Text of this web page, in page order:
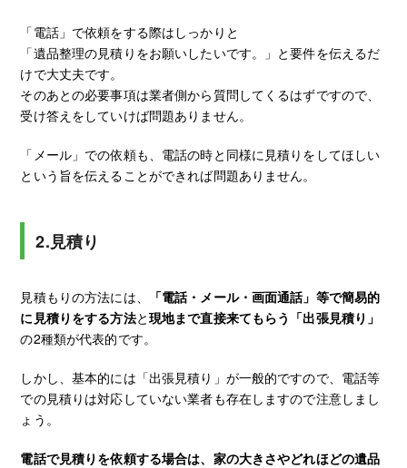
「電話」で依頼をする際はしっかりと
「遺品整理の見積りをお願いしたいです。」と要件を伝えるだ
けで大丈夫です。
そのあとの必要事項は業者側から質問してくるはずですので、
受け答えをしていけば問題ありません。
「メール」での依頼も、電話の時と同様に見積りをしてほしい
という旨を伝えることができれば問題ありません。
2.見積り
見積もりの方法には、
「電話・メール・画面通話」等で簡易的
に見積りをする方法と現地まで直接来てもらう「出張見積り」
の2種類が代表的です。
しかし、基本的には「出張見積り」が一般的ですので、電話等
での見積りは対応していない業者も存在しますので注意しまし
ょう。
電話で見積りを依頼する場合は、家の大きさやどれほどの遺品